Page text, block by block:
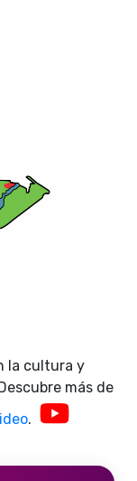
la cultura y
más de
.